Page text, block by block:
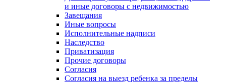
и иные договоры с недвижимостью
Завещания
Иные вопросы
Исполнительные надписи
Наследство
Приватизация
Прочие договоры
Согласия
Согласия на выезд ребенка за пределы